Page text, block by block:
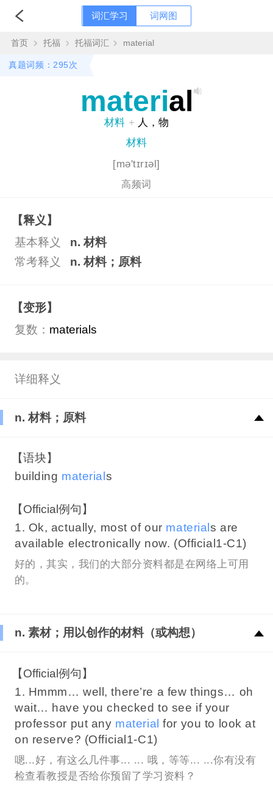
词汇学习 词网图
首页 托福 托福词汇 material
真题词频：295次
material
材料 + 人，物
材料
[mə'tɪrɪəl]
高频词
【释义】
基本释义
n. 材料
常考释义
n. 材料；原料
【变形】
复数： materials
详细释义
n. 材料；原料
【语块】
building material s
【Official例句】
1. Ok, actually, most of our materials are
available electronically now. (Official1-C1)
好的，其实，我们的大部分资料都是在网络上可用
的。
n. 素材；用以创作的材料（或构想）
【Official例句】
1. Hmmm… well, there’re a few things… oh
wait… have you checked to see if your
professor put any material for you to look at
on reserve? (Official1-C1)
嗯...好，有这么几件事... ... 哦，等等... ...你有没有
检查看教授是否给你预留了学习资料？